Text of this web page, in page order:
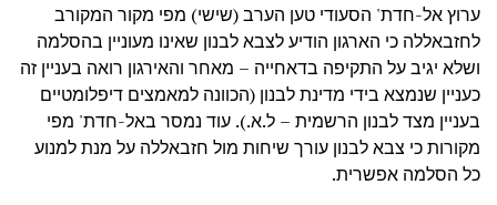
ערוץ אל-חדת' הסעודי טען הערב (שישי) מפי מקור המקורב
לחזבאללה כי הארגון הודיע לצבא לבנון שאינו מעוניין בהסלמה
ושלא יגיב על התקיפה בדאחייה – מאחר והאירגון רואה בעניין זה
כעניין שנמצא בידי מדינת לבנון (הכוונה למאמצים דיפלומטיים
בעניין מצד לבנון הרשמית – ל.א.). עוד נמסר באל-חדת' מפי
מקורות כי צבא לבנון עורך שיחות מול חזבאללה על מנת למנוע
כל הסלמה אפשרית.